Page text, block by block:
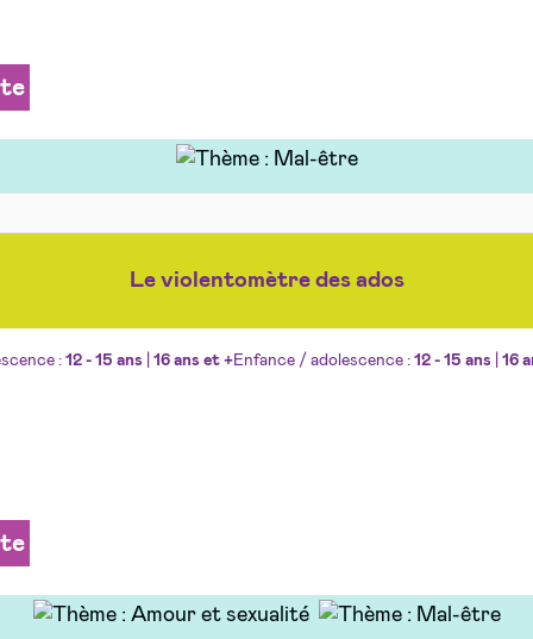
Le violentomètre des ados
: 12 - 15 ans 16 ans et +Enfance / adolescence : 12 - 15 ans 16